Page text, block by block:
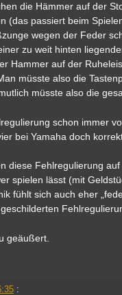
die Hämmer auf der
(das passiert beim
wegen der Feder
zu weit hinten
Hammer auf der
müsste also die
müsste also die
schon immer
bei Yamaha doch
diese Fehlregulierung
spielen lässt (mit
fühlt sich auch eher
geäußert.
: